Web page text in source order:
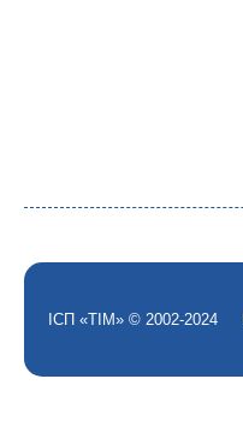
ІСП «ТІМ» © 2002-2024